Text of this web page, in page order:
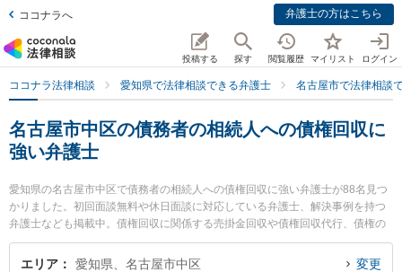
ココナラへ 弁護士の方はこちら
投稿する 探す 閲覧履歴 マイリスト ログイン
ココナラ法律相談 愛知県で法律相談できる弁護士 名古屋市で法律相談
名古屋市中区の債務者の相続人への債権回収に
強い弁護士
愛知県の名古屋市中区で債務者の相続人への債権回収に強い弁護士が88名見つ
かりました。初回面談無料や休日面談に対応している弁護士、解決事例を持つ
弁護士なども掲載中。債権回収に関係する売掛金回収や債権回収代行、債権の
時効中断等の細かな分野での絞り込み検索もでき便利です。特に名古屋丸の内
法律事務所の小松 弘之弁護士や弁護士法人名城法律事務所 サテライトオフィス
エリア 愛知県、名古屋市中区 変更